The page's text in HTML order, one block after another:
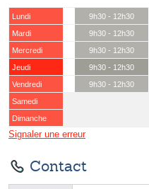
Lundi 9h30 - 12h30
Mardi
9h30 - 12h30
Mercredi
9h30 - 12h30
Jeudi
9h30 - 12h30
Vendredi
9h30 - 12h30
Samedi
Dimanche
Signaler une erreur
Contact